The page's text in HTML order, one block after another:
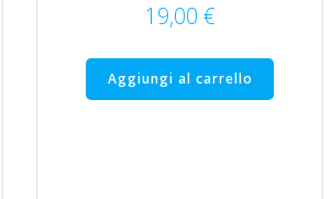
19,00 €
Aggiungi al carrello